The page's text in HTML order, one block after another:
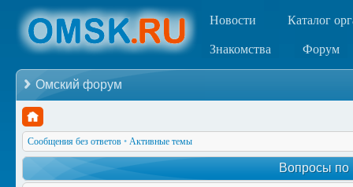
Новости Каталог
Знакомства Форум
Омский форум
Сообщения без ответов • Активные темы
Вопросы по